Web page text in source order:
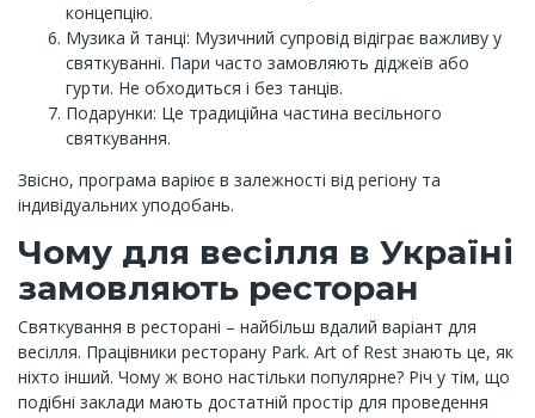
концепцію.
Музика й танці: Музичний супровід відіграє важливу у
святкуванні. Пари часто замовляють діджеїв або
гурти. Не обходиться і без танців.
Подарунки: Це традиційна частина весільного
святкування.
Звісно, програма варіює в залежності від регіону та
індивідуальних уподобань.
Чому для весілля в Україні
замовляють ресторан
Святкування в ресторані – найбільш вдалий варіант для
весілля. Працівники ресторану Park. Art of Rest знають це, як
ніхто інший. Чому ж воно настільки популярне? Річ у тім, що
подібні заклади мають достатній простір для проведення